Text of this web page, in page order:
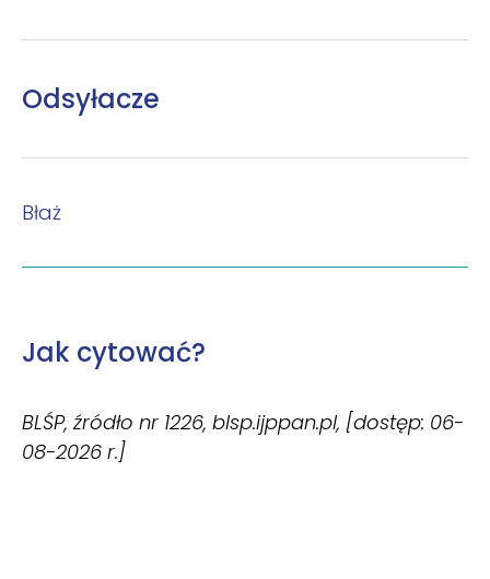
Odsyłacze
Błaż
Jak cytować?
BLŚP, źródło nr 1226, blsp.ijppan.pl, [dostęp: 06-
08-2026 r.]